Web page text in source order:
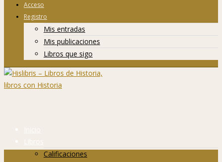
Acceso
Registro
Mis entradas
Mis publicaciones
Libros que sigo
Inicio
Libros
Calificaciones